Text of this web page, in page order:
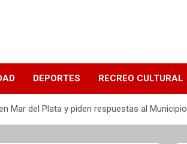
DEPORTES RECREO CULTURAL
Mar del Plata y piden respuestas al Municipio